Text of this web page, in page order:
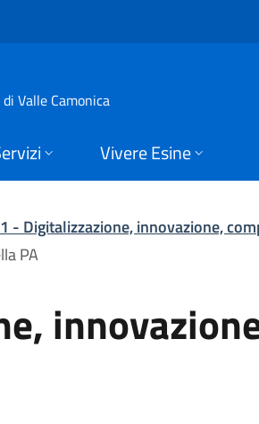
Valle Camonica
Vivere Esine
- Digitalizzazione, innovazione,
PA